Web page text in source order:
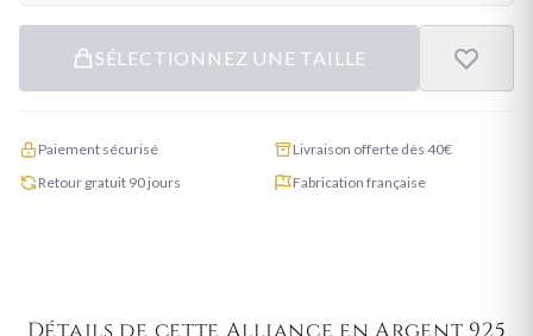
SÉLECTIONNEZ UNE TAILLE
Paiement sécurisé
Livraison offerte dès 40€
Retour gratuit 90 jours
Fabrication française